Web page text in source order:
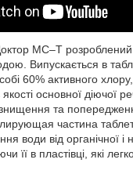
МС–Т розроблений
Випускається в
60% активного хлору,
основної діючої
та
частина
води від органічної і
її в пластівці, які